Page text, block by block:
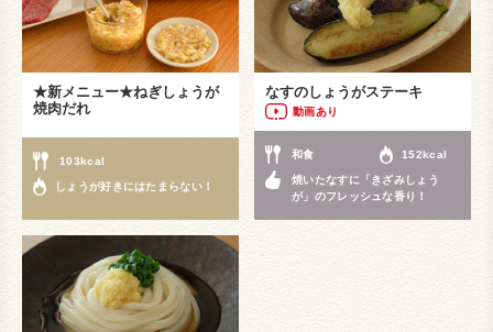
★新メニュー★ねぎしょうが
焼肉だれ
103kcal
しょうが好きにはたまらない！
なすのしょうがステーキ
動画あり
和食 152kcal
焼いたなすに「きざみしょう
が」のフレッシュな香り！